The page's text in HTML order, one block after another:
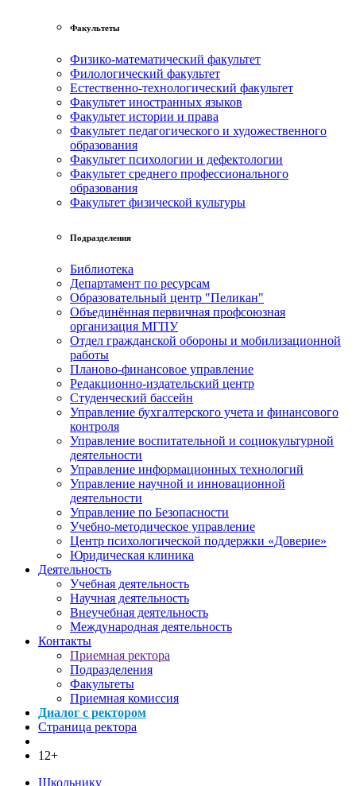
Факультеты
Физико-математический факультет
Филологический факультет
Естественно-технологический факультет
Факультет иностранных языков
Факультет истории и права
Факультет педагогического и художественного
образования
Факультет психологии и дефектологии
Факультет среднего профессионального
образования
Факультет физической культуры
Подразделения
Библиотека
Департамент по ресурсам
Образовательный центр "Пеликан"
Объединённая первичная профсоюзная
организация МГПУ
Отдел гражданской обороны и мобилизационной
работы
Планово-финансовое управление
Редакционно-издательский центр
Студенческий бассейн
Управление бухгалтерского учета и финансового
контроля
Управление воспитательной и социокультурной
деятельности
Управление информационных технологий
Управление научной и инновационной
деятельности
Управление по Безопасности
Учебно-методическое управление
Центр психологической поддержки «Доверие»
Юридическая клиника
Деятельность
Учебная деятельность
Научная деятельность
Внеучебная деятельность
Международная деятельность
Контакты
Приемная ректора
Подразделения
Факультеты
Приемная комиссия
Диалог с ректором
Страница ректора
12+
Школьнику